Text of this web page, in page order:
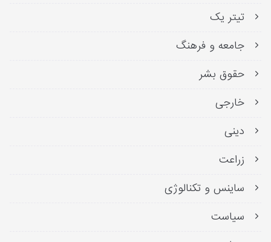
تیتر یک
جامعه و فرهنگ
حقوق بشر
خارجی
دینی
زراعت
ساینس و تکنالوژی
سیاست